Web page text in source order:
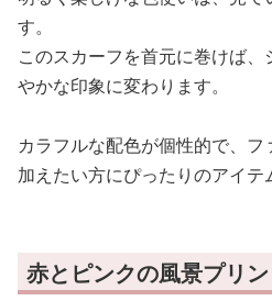
す。
このスカーフを首元に巻けば
やかな印象に変わります。
カラフルな配色が個性的で、
加えたい方にぴったりのアイテ
赤とピンクの風景プリ